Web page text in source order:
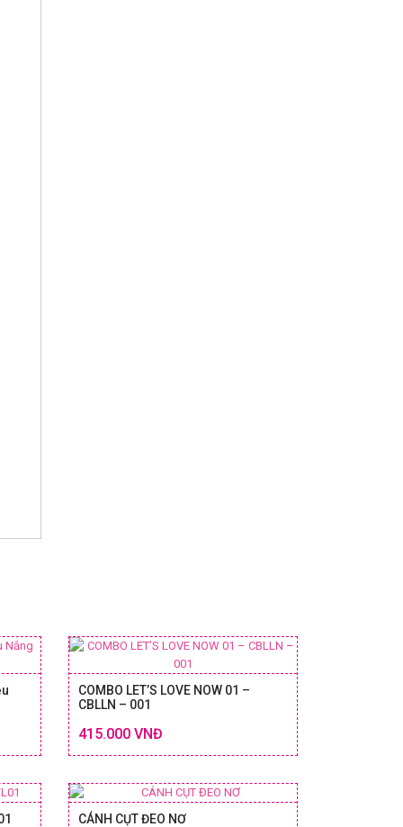
COMBO LET’S LOVE NOW 01 –
CBLLN – 001
415.000 VNĐ
CÁNH CỤT ĐEO NƠ